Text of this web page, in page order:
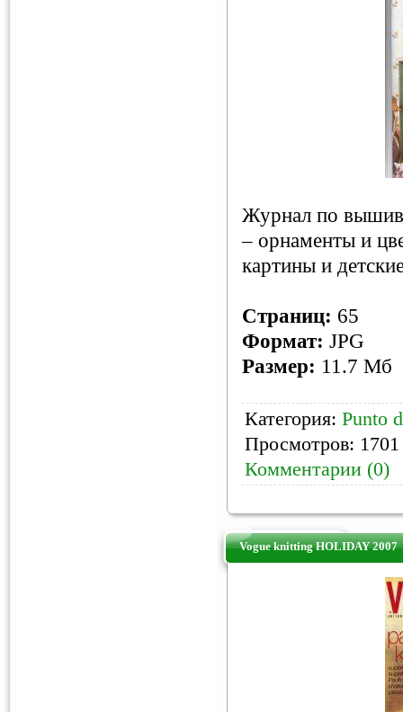
Журнал по
– орнаменты и
картины и
Страниц: 65
Формат: JPG
Размер: 11.7 Мб
Категория: Punto
Просмотров:
Комментарии (0)
Vogue knitting HOLIDAY 2007